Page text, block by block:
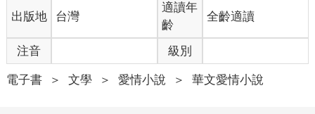
出版地 台灣
適讀年
齡
全齡適讀
注音 級別
電子書 ＞ 文學 ＞ 愛情小說 ＞ 華文愛情小說